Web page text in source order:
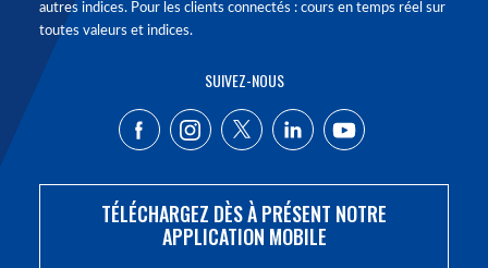
autres indices. Pour les clients connectés : cours en temps réel sur
toutes valeurs et indices.
SUIVEZ-NOUS
TÉLÉCHARGEZ DÈS À PRÉSENT NOTRE
APPLICATION MOBILE